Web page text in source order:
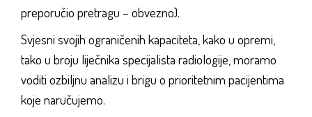
preporučio pretragu – obvezno).
Svjesni svojih ograničenih kapaciteta, kako u opremi,
tako u broju liječnika specijalista radiologije, moramo
voditi ozbiljnu analizu i brigu o prioritetnim pacijentima
koje naručujemo.